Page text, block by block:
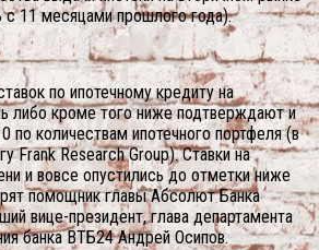
с 11 месяцами прошлого года).
по ипотечному кредиту на
либо кроме того ниже подтверждают и
по количествам ипотечного портфеля (в
Frank Research Group). Ставки на
и вовсе опустились до отметки ниже
помощник главы Абсолют Банка
вице-президент, глава департамента
банка ВТБ24 Андрей Осипов.